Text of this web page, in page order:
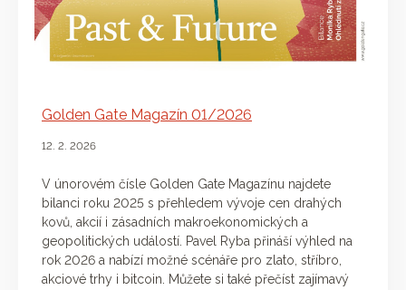
Golden Gate Magazín 01/2026
12. 2. 2026
V únorovém čísle Golden Gate Magazínu najdete
bilanci roku 2025 s přehledem vývoje cen drahých
kovů, akcií i zásadních makroekonomických a
geopolitických událostí. Pavel Ryba přináší výhled na
rok 2026 a nabízí možné scénáře pro zlato, stříbro,
akciové trhy i bitcoin. Můžete si také přečíst zajímavý